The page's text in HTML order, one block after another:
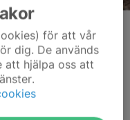
för att vår
dig. De används
att hjälpa oss att